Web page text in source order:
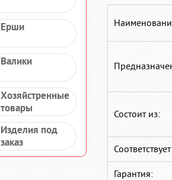
Ерши
Валики
Хозяйстренные
товары
Изделия под
заказ
Состоит из:
Гарантия: